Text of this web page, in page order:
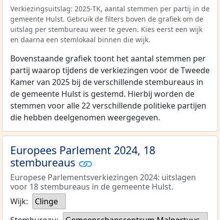
Verkiezingsuitslag: 2025-TK, aantal stemmen per partij in de
gemeente Hulst. Gebruik de filters boven de grafiek om de
uitslag per stembureau weer te geven. Kies eerst een wijk
en daarna een stemlokaal binnen die wijk.
Bovenstaande grafiek toont het aantal stemmen per
partij waarop tijdens de verkiezingen voor de Tweede
Kamer van 2025 bij de verschillende stembureaus in
de gemeente Hulst is gestemd. Hierbij worden de
stemmen voor alle 22 verschillende politieke partijen
die hebben deelgenomen weergegeven.
Europees Parlement 2024, 18
stembureaus
Europese Parlementsverkiezingen 2024: uitslagen
voor 18 stembureaus in de gemeente Hulst.
Wijk:
Clinge